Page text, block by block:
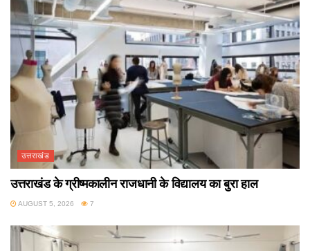
उत्तराखंड
उत्तराखंड के ग्रीष्मकालीन राजधानी के विद्यालय का बुरा हाल
AUGUST 5, 2026 7